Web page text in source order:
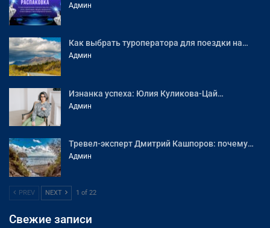
Админ
Как выбрать туроператора для поездки на…
Админ
Изнанка успеха: Юлия Куликова-Цай…
Админ
Тревел-эксперт Дмитрий Кашпоров: почему…
Админ
PREV NEXT 1 of 22
Свежие записи